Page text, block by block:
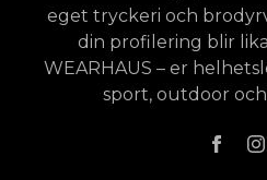
eget tryckeri och
din profilering blir
WEARHAUS – er
sport, outdoor